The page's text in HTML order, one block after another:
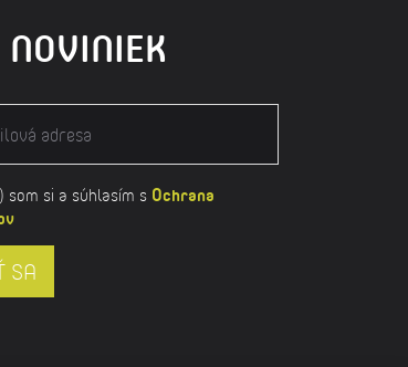
NOVINIEK
si a súhlasím s Ochrana
SA